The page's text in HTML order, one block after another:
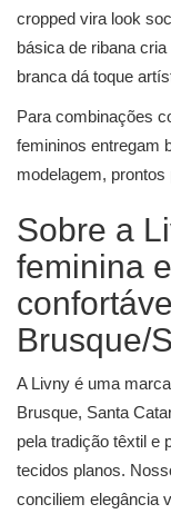
cropped vira look
básica de ribana
branca dá toque
Para combinações
femininos entregam
modelagem, prontos
Sobre a
feminina
Brusque/
A Livny é uma
Brusque, Santa
pela tradição têxtil e
tecidos planos.
conciliem elegância